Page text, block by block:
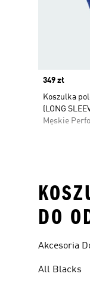
Price
349 zł
Koszulka
(LONG
Męskie
DO
Akcesoria
All Blacks